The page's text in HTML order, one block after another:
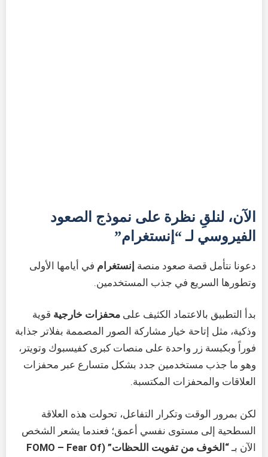
الآن، لنلقِ نظرة على نموذج الصعود
الفيروسي لـ “إنستغرام”
دعونا نتأمل قصة صعود منصة إنستغرام في أيامها الأولى
وتطورها السريع في جذب المستخدمين.
بدأ التطبيق بالاعتماد الكثيف على محفزات خارجية قوية
وذكية، مثل إتاحة خيار مشاركة الصور المصممة بفلاتر جذابة
فوراً وبكبسة زر واحدة على منصات كبرى كفيسبوك وتويتر،
وهو ما جذب مستخدمين جدد بشكل متسارع عبر محفزات
العلاقات والمحفزات المكتسبة.
لكن بمرور الوقت وتكرار التفاعل، تحولت هذه العلاقة
السطحية إلى مستوى نفسي أعمق؛ فعندما يشعر الشخص
الآن بـ
“الخوف من تفويت اللحظات” (FOMO – Fear Of